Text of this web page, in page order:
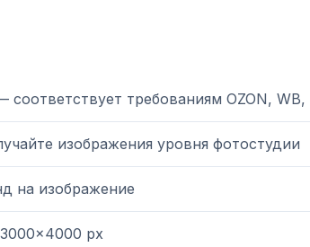
соответствует требованиям OZON,
изображения уровня фотостудии
на изображение
px